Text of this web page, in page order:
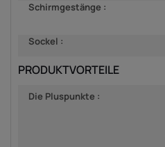
Schirmgestänge :
Sockel :
PRODUKTVORTEILE
Die Pluspunkte :